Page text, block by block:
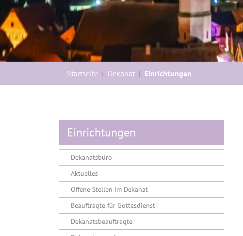
Startseite Dekanat Einrichtungen
Einrichtungen
Dekanatsbüro
Aktuelles
Offene Stellen im Dekanat
Beauftragte für Gottesdienst
Dekanatsbeauftragte